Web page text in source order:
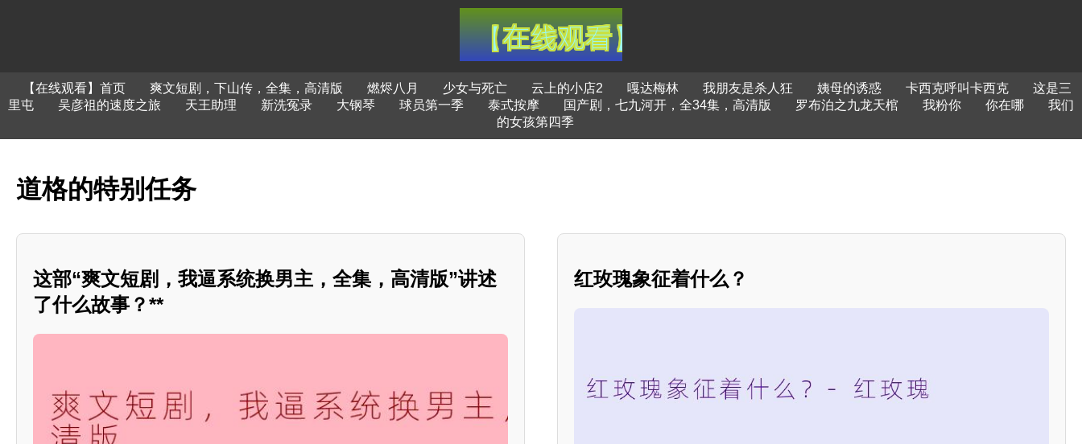
【在线观看】首页 爽文短剧，下山传，全集，高清版 燃烬八月 少女与死亡 云上的小店2 嘎达梅林 我朋友是杀人狂 姨母的诱惑 卡西克呼叫卡西克
这是三
里屯
吴彦祖的速度之旅 天王助理 新洗冤录 大钢琴 球员第一季 泰式按摩 国产剧，七九河开，全34集，高清版 罗布泊之九龙天棺 我粉你 你在哪
我们
的女孩第四季
道格的特别任务
这部“爽文短剧，我逼系统换男主，全集，高清版”讲述
了什么故事？**
红玫瑰象征着什么？